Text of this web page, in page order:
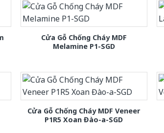
Cửa Gỗ Chống Cháy MDF
Melamine P1-SGD
Cửa Gỗ Chống Cháy MDF Veneer
P1R5 Xoan Đào-a-SGD